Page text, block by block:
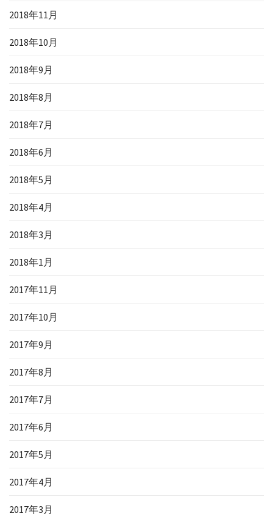
2018年11月
2018年10月
2018年9月
2018年8月
2018年7月
2018年6月
2018年5月
2018年4月
2018年3月
2018年1月
2017年11月
2017年10月
2017年9月
2017年8月
2017年7月
2017年6月
2017年5月
2017年4月
2017年3月